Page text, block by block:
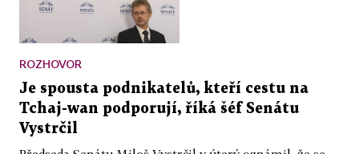
ROZHOVOR
Je spousta podnikatelů, kteří cestu na
Tchaj-wan podporují, říká šéf Senátu
Vystrčil